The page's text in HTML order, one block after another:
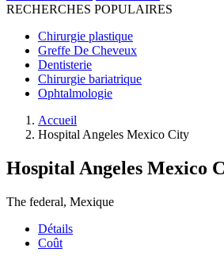
RECHERCHES POPULAIRES
Chirurgie plastique
Greffe De Cheveux
Dentisterie
Chirurgie bariatrique
Ophtalmologie
Accueil
Hospital Angeles Mexico City
Hospital Angeles Mexico
The federal, Mexique
Détails
Coût